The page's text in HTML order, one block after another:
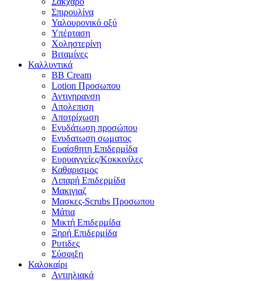
Σπιρουλίνα
Υαλουρονικό οξύ
Υπέρταση
Χοληστερίνη
Βιταμίνες
Καλλυντικά
BB Cream
Lotion Προσωπου
Αντιγηρανση
Απολεπιση
Αποτρίχωση
Ενυδάτωση προσώπου
Ενυδατωση σωματος
Ευαίσθητη Επιδερμίδα
Ευρυαγγείες/Κοκκινίλες
Καθαρισμος
Λιπαρή Επιδερμίδα
Μακιγιαζ
Μασκες-Scrubs Προσωπου
Μάτια
Μικτή Επιδερμίδα
Ξηρή Επιδερμίδα
Ρυτιδες
Σύσφιξη
Καλοκαίρι
Αντιηλιακά